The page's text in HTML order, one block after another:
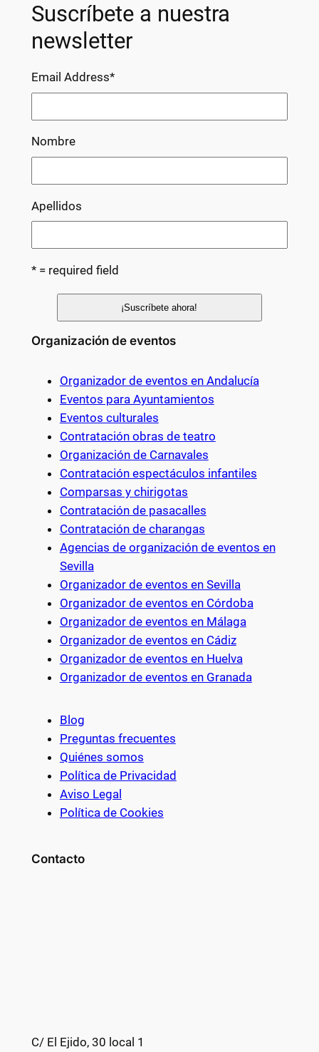
Suscríbete a nuestra
newsletter
Email Address*
Nombre
Apellidos
* = required field
Organización de eventos
Organizador de eventos en Andalucía
Eventos para Ayuntamientos
Eventos culturales
Contratación obras de teatro
Organización de Carnavales
Contratación espectáculos infantiles
Comparsas y chirigotas
Contratación de pasacalles
Contratación de charangas
Agencias de organización de eventos en
Sevilla
Organizador de eventos en Sevilla
Organizador de eventos en Córdoba
Organizador de eventos en Málaga
Organizador de eventos en Cádiz
Organizador de eventos en Huelva
Organizador de eventos en Granada
Blog
Preguntas frecuentes
Quiénes somos
Política de Privacidad
Aviso Legal
Política de Cookies
Contacto
C/ El Ejido, 30 local 1